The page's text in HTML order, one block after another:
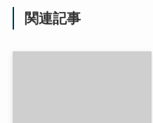
関連記事